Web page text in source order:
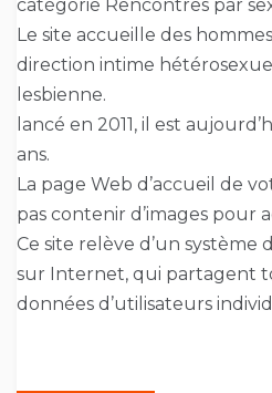
catégorie Rencontres par
Le site accueille des
direction intime
lesbienne.
lancé en 2011, il est
ans.
La page Web d’accueil de
pas contenir d’images pour
Ce site relève d’un système
sur Internet, qui partagent
données d’utilisateurs